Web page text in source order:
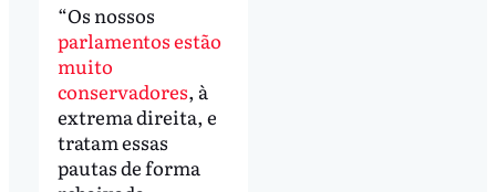
“Os nossos
parlamentos estão
muito
conservadores, à
extrema direita, e
tratam essas
pautas de forma